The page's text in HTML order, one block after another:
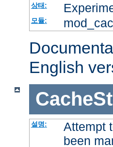
상태:
모듈:
English
설명:
Attempt
been